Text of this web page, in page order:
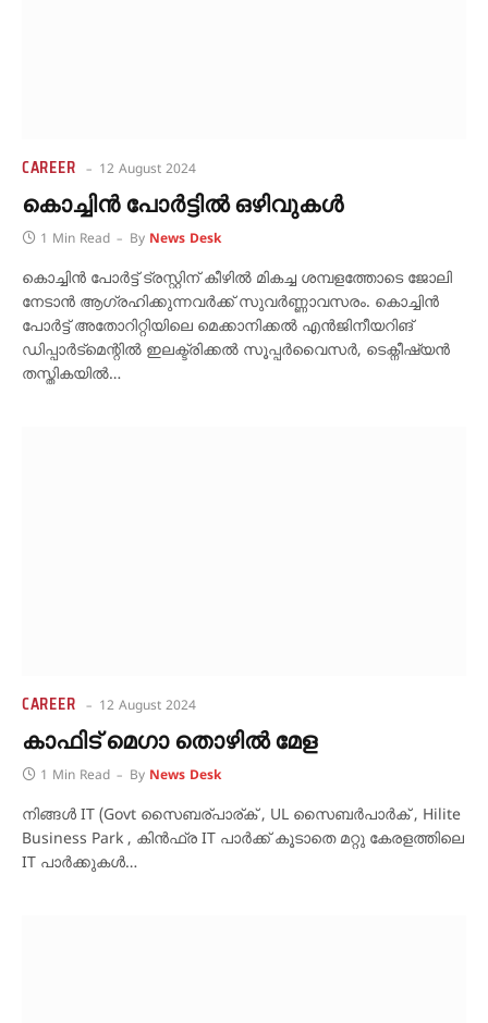
CAREER 12 August 2024
കൊച്ചിൻ പോർട്ടിൽ ഒഴിവുകൾ
1 Min Read By News Desk
കൊച്ചിന്‍ പോര്‍ട്ട് ട്രസ്റ്റിന് കീഴിൽ മികച്ച ശമ്പളത്തോടെ ജോലി
നേടാന്‍ ആഗ്രഹിക്കുന്നവര്‍ക്ക് സുവര്‍ണ്ണാവസരം. കൊച്ചിൻ
പോർട്ട് അതോറിറ്റിയിലെ മെക്കാനിക്കൽ എൻജിനീയറിങ്
ഡിപ്പാർട്മെന്റിൽ ഇലക്ട്രിക്കൽ സൂപ്പർവൈസർ, ടെക്നീഷ്യൻ
തസ്തികയിൽ…
CAREER 12 August 2024
കാഫിട് മെഗാ തൊഴിൽ മേള
1 Min Read By News Desk
നിങ്ങൾ IT (Govt സൈബര്പാര്ക് , UL സൈബർപാർക് , Hilite
Business Park , കിൻഫ്ര IT പാർക്ക് കൂടാതെ മറ്റു കേരളത്തിലെ
IT പാർക്കുകൾ…